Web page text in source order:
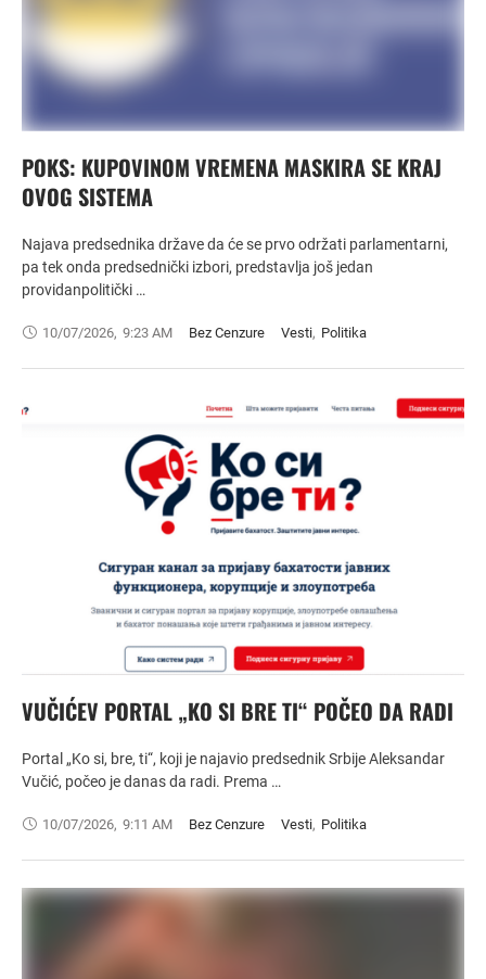
POKS: KUPOVINOM VREMENA MASKIRA SE KRAJ
OVOG SISTEMA
Najava predsednika države da će se prvo održati parlamentarni,
pa tek onda predsednički izbori, predstavlja još jedan
providanpolitički …
10/07/2026, 9:23 AM Bez Cenzure Vesti, Politika
VUČIĆEV PORTAL „KO SI BRE TI“ POČEO DA RADI
Portal „Ko si, bre, ti“, koji je najavio predsednik Srbije Aleksandar
Vučić, počeo je danas da radi. Prema …
10/07/2026, 9:11 AM Bez Cenzure Vesti, Politika